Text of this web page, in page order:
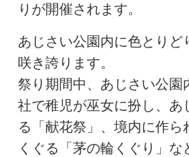
りが開催されます。
あじさい公園内に色とりど
咲き誇ります。
祭り期間中、あじさい公園
社で稚児が巫女に扮し、あ
る「献花祭」、境内に作ら
くぐる「茅の輪くぐり」な